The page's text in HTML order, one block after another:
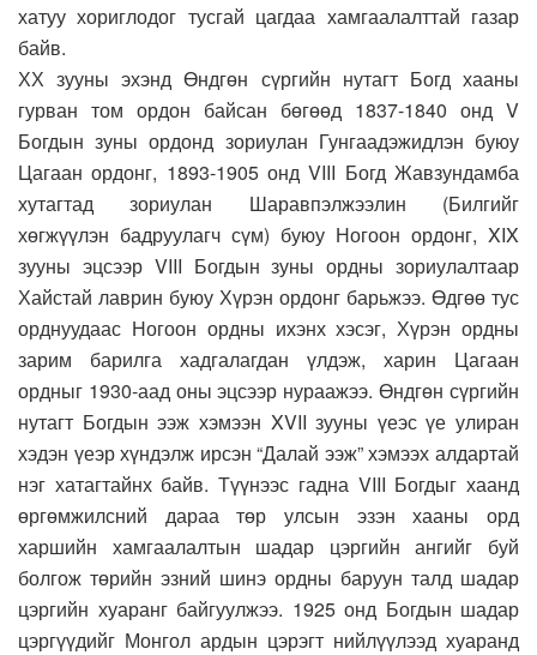
хатуу хориглодог тусгай цагдаа хамгаалалттай газар
байв.
ХХ зууны эхэнд Өндгөн сүргийн нутагт Богд хааны
гурван том ордон байсан бөгөөд 1837-1840 онд V
Богдын зуны ордонд зориулан Гунгаадэжидлэн буюу
Цагаан ордонг, 1893-1905 онд VIII Богд Жавзундамба
хутагтад зориулан Шаравпэлжээлин (Билгийг
хөгжүүлэн бадруулагч сүм) буюу Ногоон ордонг, XIX
зууны эцсээр VIII Богдын зуны ордны зориулалтаар
Хайстай лаврин буюу Хүрэн ордонг барьжээ. Өдгөө тус
орднуудаас Ногоон ордны ихэнх хэсэг, Хүрэн ордны
зарим барилга хадгалагдан үлдэж, харин Цагаан
ордныг 1930-аад оны эцсээр нураажээ. Өндгөн сүргийн
нутагт Богдын ээж хэмээн XVII зууны үеэс үе улиран
хэдэн үеэр хүндэлж ирсэн “Далай ээж” хэмээх алдартай
нэг хатагтайнх байв. Түүнээс гадна VIII Богдыг хаанд
өргөмжилсний дараа төр улсын эзэн хааны орд
харшийн хамгаалалтын шадар цэргийн ангийг буй
болгож төрийн эзний шинэ ордны баруун талд шадар
цэргийн хуаранг байгуулжээ. 1925 онд Богдын шадар
цэргүүдийг Монгол ардын цэрэгт нийлүүлээд хуаранд